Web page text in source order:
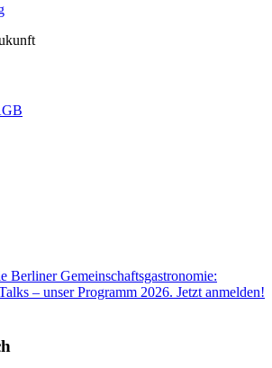
Berliner Gemeinschaftsgastronomie:
– unser Programm 2026. Jetzt anmelden!